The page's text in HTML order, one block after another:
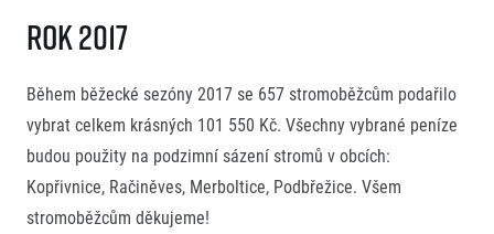
Rok 2017
Během běžecké sezóny 2017 se 657 stromoběžcům podařilo
vybrat celkem krásných 101 550 Kč. Všechny vybrané peníze
budou použity na podzimní sázení stromů v obcích:
Kopřivnice, Račiněves, Merboltice, Podbřežice. Všem
stromoběžcům děkujeme!